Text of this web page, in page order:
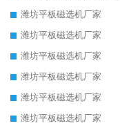
潍坊平板磁选机厂家
潍坊平板磁选机厂家
潍坊平板磁选机厂家
潍坊平板磁选机厂家
潍坊平板磁选机厂家
潍坊平板磁选机厂家